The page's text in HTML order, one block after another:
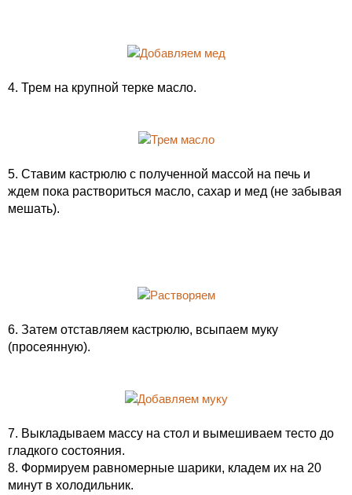
4. Трем на крупной терке масло.
5. Ставим кастрюлю с полученной массой на печь и
ждем пока раствориться масло, сахар и мед (не забывая
мешать).
6. Затем отставляем кастрюлю, всыпаем муку
(просеянную).
7. Выкладываем массу на стол и вымешиваем тесто до
гладкого состояния.
8. Формируем равномерные шарики, кладем их на 20
минут в холодильник.